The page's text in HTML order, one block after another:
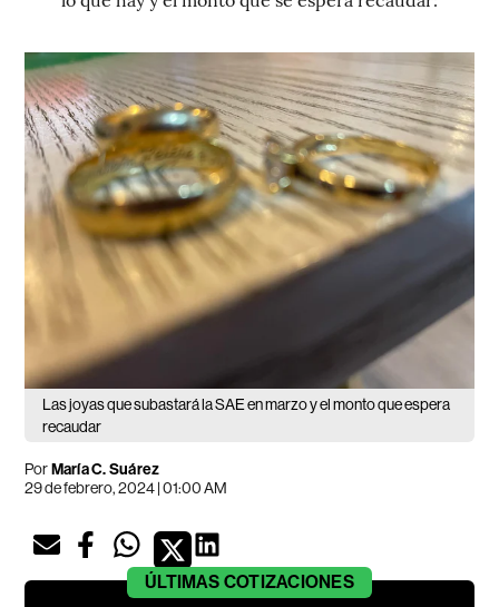
Las joyas que subastará la SAE en marzo y el monto que espera
recaudar
PorMaría C. Suárez
29 de febrero, 2024 | 01:00 AM
ÚLTIMAS COTIZACIONES